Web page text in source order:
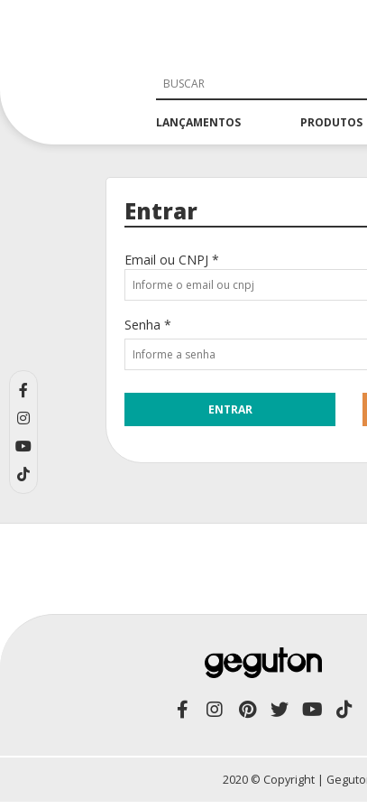
LANÇAMENTOS PRODUTOS
Entrar
Email ou CNPJ *
Senha *
2020 © Copyright |